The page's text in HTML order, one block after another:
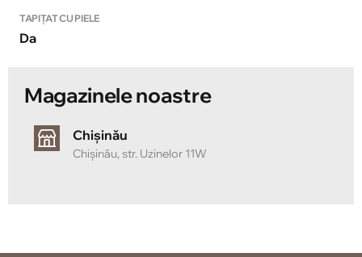
TAPIȚAT CU PIELE
Da
Magazinele noastre
Chișinău
Chișinău, str. Uzinelor 11W